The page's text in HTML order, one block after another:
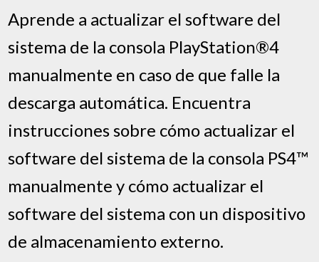
Aprende a actualizar el software del
sistema de la consola PlayStation®4
manualmente en caso de que falle la
descarga automática. Encuentra
instrucciones sobre cómo actualizar el
software del sistema de la consola PS4™
manualmente y cómo actualizar el
software del sistema con un dispositivo
de almacenamiento externo.